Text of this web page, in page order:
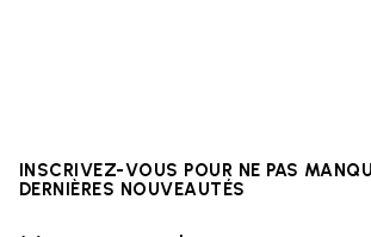
INSCRIVEZ-VOUS POUR NE PAS
DERNIÈRES NOUVEAUTÉS